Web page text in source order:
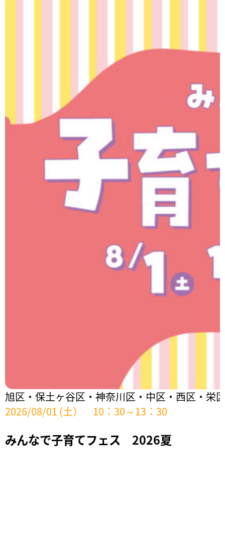
旭区・保土ヶ谷区・神奈川区・中区・西区・栄
2026/08/01 (土） 10：30～13：30
みんなで子育てフェス 2026夏